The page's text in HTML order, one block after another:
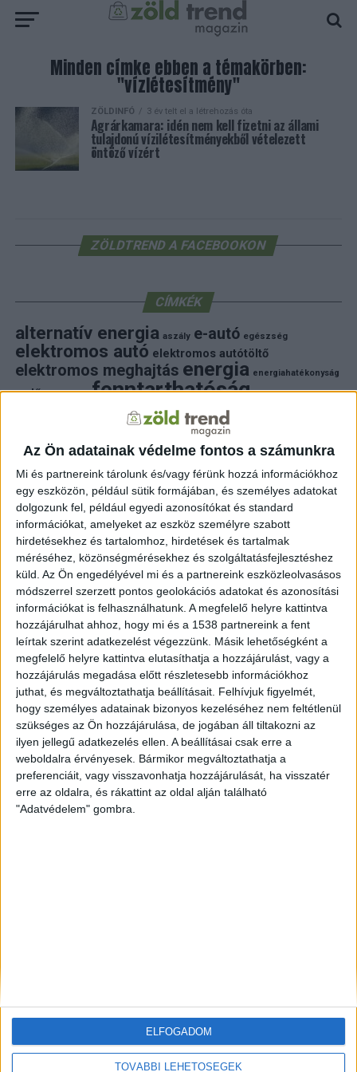
Az Ön adatainak védelme fontos a számunkra
Mi és partnereink tárolunk és/vagy férünk hozzá információkhoz
egy eszközön, például sütik formájában, és személyes adatokat
dolgozunk fel, például egyedi azonosítókat és standard
információkat, amelyeket az eszköz személyre szabott
hirdetésekhez és tartalomhoz, hirdetések és tartalmak
méréséhez, közönségmérésekhez és szolgáltatásfejlesztéshez
küld. Az Ön engedélyével mi és a partnereink eszközleolvasásos
módszerrel szerzett pontos geolokációs adatokat és azonosítási
információkat is felhasználhatunk. A megfelelő helyre kattintva
hozzájárulhat ahhoz, hogy mi és a 1538 partnereink a fent
leírtak szerint adatkezelést végezzünk. Másik lehetőségként a
megfelelő helyre kattintva elutasíthatja a hozzájárulást, vagy a
hozzájárulás megadása előtt részletesebb információkhoz
juthat, és megváltoztathatja beállításait. Felhívjuk figyelmét,
hogy személyes adatainak bizonyos kezeléséhez nem feltétlenül
szükséges az Ön hozzájárulása, de jogában áll tiltakozni az
ilyen jellegű adatkezelés ellen. A beállításai csak erre a
weboldalra érvényesek. Bármikor megváltoztathatja a
preferenciáit, vagy visszavonhatja hozzájárulását, ha visszatér
erre az oldalra, és rákattint az oldal alján található
"Adatvédelem" gombra.
TOVÁBBI LEHETŐSÉGEK
ELFOGADOM
Minden címke ebben a témakörben:
"vízlétesítmény"
ZÖLDINFÓ 3 év telt el a létrehozás óta
Agrárkamara: idén nem kell fizetni az állami
tulajdonú vízilétesítményekből vételezett
öntöző vízért
ZÖLDTREND A FACEBOOKON
CÍMKÉK
alternatív energia aszály e-autó egészség
elektromos autó elektromos autótöltő
elektromos meghajtás energia energiahatékonyság
erdő fejlesztés fenntarthatóság fotovoltaikus
hulladék időjárás klímaváltozás
környezet
környezetvédelem környezetvédelmi hírek
közlekedés megújuló energia mezőgazdaság
napelemnapelemeknapenergia
naperőmű solar solar energy szelektiv hulladék természet
természetvédelem villamosenergia villanyautó víz
autó
zöld energia zöld energiaforrás zöld hirek
állatvédelem áram életmód újrahasznosítás
FRISS HÍREK
ZÖLDINFÓ 8 óra telt el a létrehozás óta
A hőség miatt veszélyesen megemelkedett a
talajközeli ózon szintje
ZÖLDINFÓ 9 óra telt el a létrehozás óta
Rekordhőség és történelmi aszály sújtja
Horvátországot, a folyók apadnak
ZÖLDINFÓ 10 óra telt el a létrehozás óta
Vízszolgáltatókat támadtak hackerek az Egyesült
Államokban
ZÖLDINFÓ 10 óra telt el a létrehozás óta